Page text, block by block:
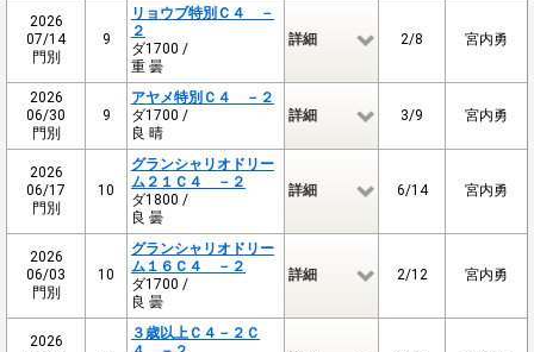
2026
07/14
門別
9
リョウブ特別Ｃ４ －
２
ダ1700 /
重 曇
詳細 2/8 宮内勇
2026
06/30
門別
9
アヤメ特別Ｃ４ －２
ダ1700 /
良 晴
詳細 3/9 宮内勇
2026
06/17
門別
10
グランシャリオドリー
ム２１Ｃ４ －２
ダ1800 /
良 曇
詳細 6/14 宮内勇
2026
06/03
門別
10
グランシャリオドリー
ム１６Ｃ４ －２
ダ1700 /
良 曇
詳細 2/12 宮内勇
2026
３歳以上Ｃ４－２Ｃ